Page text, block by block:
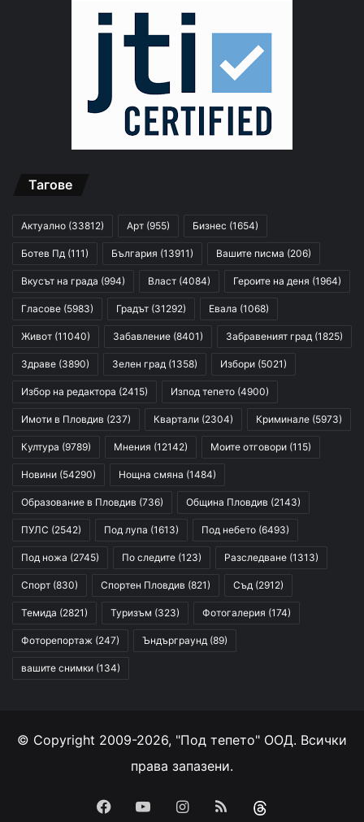
Тагове
Актуално (33812) Арт (955) Бизнес (1654)
Ботев Пд (111) България (13911) Вашите писма (206)
Вкусът на града (994) Власт (4084) Героите на деня (1964)
Гласове (5983) Градът (31292) Евала (1068)
Живот (11040) Забавление (8401) Забравеният град (1825)
Здраве (3890) Зелен град (1358) Избори (5021)
Избор на редактора (2415) Изпод тепето (4900)
Имоти в Пловдив (237) Квартали (2304) Криминале (5973)
Култура (9789) Мнения (12142) Моите отговори (115)
Новини (54290) Нощна смяна (1484)
Образование в Пловдив (736) Община Пловдив (2143)
ПУЛС (2542) Под лупа (1613) Под небето (6493)
Под ножа (2745) По следите (123) Разследване (1313)
Спорт (830) Спортен Пловдив (821) Съд (2912)
Темида (2821) Туризъм (323) Фотогалерия (174)
Фоторепортаж (247) Ъндърграунд (89)
вашите снимки (134)
© Copyright 2009-2026, "Под тепето" ООД. Всички
права запазени.
FacebookYouTubeInstagram
RSS